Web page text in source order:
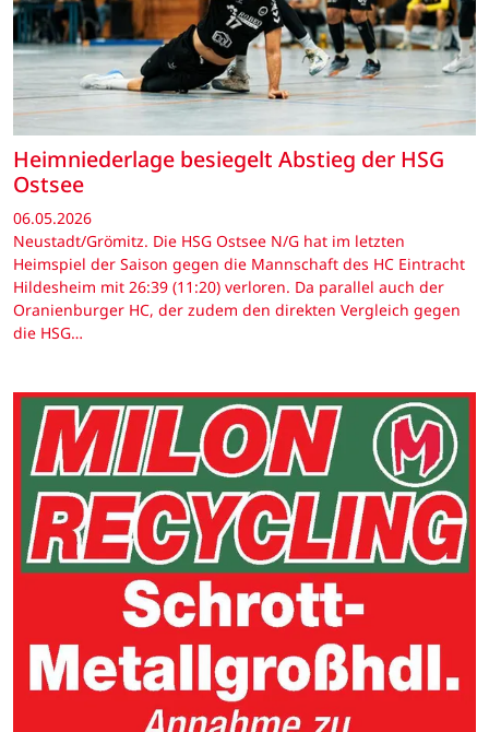
Heimniederlage besiegelt Abstieg der HSG
Ostsee
06.05.2026
Neustadt/Grömitz. Die HSG Ostsee N/G hat im letzten
Heimspiel der Saison gegen die Mannschaft des HC Eintracht
Hildesheim mit 26:39 (11:20) verloren. Da parallel auch der
Oranienburger HC, der zudem den direkten Vergleich gegen
die HSG…